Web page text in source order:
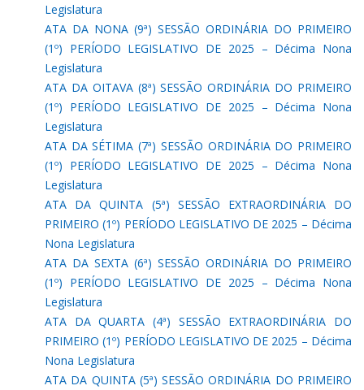
Legislatura
ATA DA NONA (9ª) SESSÃO ORDINÁRIA DO PRIMEIRO
(1º) PERÍODO LEGISLATIVO DE 2025 – Décima Nona
Legislatura
ATA DA OITAVA (8ª) SESSÃO ORDINÁRIA DO PRIMEIRO
(1º) PERÍODO LEGISLATIVO DE 2025 – Décima Nona
Legislatura
ATA DA SÉTIMA (7ª) SESSÃO ORDINÁRIA DO PRIMEIRO
(1º) PERÍODO LEGISLATIVO DE 2025 – Décima Nona
Legislatura
ATA DA QUINTA (5ª) SESSÃO EXTRAORDINÁRIA DO
PRIMEIRO (1º) PERÍODO LEGISLATIVO DE 2025 – Décima
Nona Legislatura
ATA DA SEXTA (6ª) SESSÃO ORDINÁRIA DO PRIMEIRO
(1º) PERÍODO LEGISLATIVO DE 2025 – Décima Nona
Legislatura
ATA DA QUARTA (4ª) SESSÃO EXTRAORDINÁRIA DO
PRIMEIRO (1º) PERÍODO LEGISLATIVO DE 2025 – Décima
Nona Legislatura
ATA DA QUINTA (5ª) SESSÃO ORDINÁRIA DO PRIMEIRO